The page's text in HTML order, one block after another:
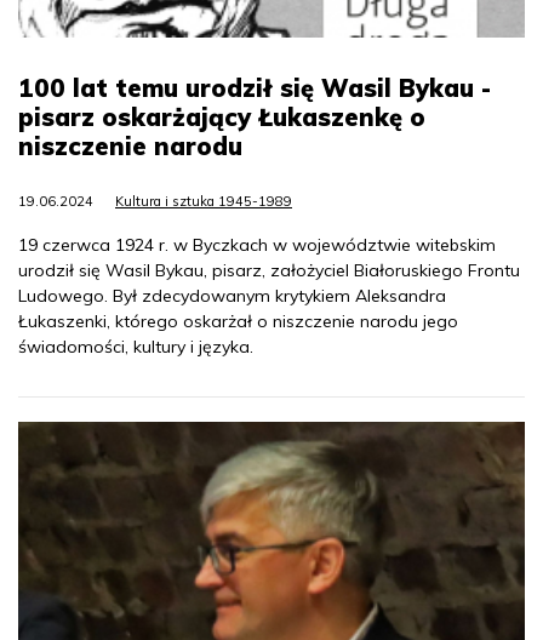
100 lat temu urodził się Wasil Bykau -
pisarz oskarżający Łukaszenkę o
niszczenie narodu
19.06.2024 Kultura i sztuka 1945-1989
19 czerwca 1924 r. w Byczkach w województwie witebskim
urodził się Wasil Bykau, pisarz, założyciel Białoruskiego Frontu
Ludowego. Był zdecydowanym krytykiem Aleksandra
Łukaszenki, którego oskarżał o niszczenie narodu jego
świadomości, kultury i języka.